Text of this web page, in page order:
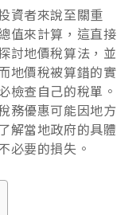
資者來說至關重
值來計算，這直接
討地價稅算法，並
地價稅被算錯的實
檢查自己的稅單。
務優惠可能因地方
解當地政府的具體
必要的損失。